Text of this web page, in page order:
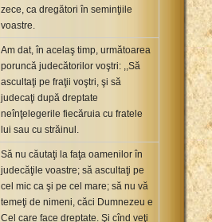
zece, ca dregători în seminţiile
voastre.
Am dat, în acelaş timp, următoarea
poruncă judecătorilor voştri: ,,Să
ascultaţi pe fraţii voştri, şi să
judecaţi după dreptate
neînţelegerile fiecăruia cu fratele
lui sau cu străinul.
Să nu căutaţi la faţa oamenilor în
judecăţile voastre; să ascultaţi pe
cel mic ca şi pe cel mare; să nu vă
temeţi de nimeni, căci Dumnezeu e
Cel care face dreptate. Şi cînd veţi